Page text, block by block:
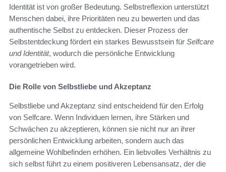
Identität ist von großer Bedeutung. Selbstreflexion unterstützt
Menschen dabei, ihre Prioritäten neu zu bewerten und das
authentische Selbst zu entdecken. Dieser Prozess der
Selbstentdeckung fördert ein starkes Bewusstsein für Selfcare
und Identität, wodurch die persönliche Entwicklung
vorangetrieben wird.
Die Rolle von Selbstliebe und Akzeptanz
Selbstliebe und Akzeptanz sind entscheidend für den Erfolg
von Selfcare. Wenn Individuen lernen, ihre Stärken und
Schwächen zu akzeptieren, können sie nicht nur an ihrer
persönlichen Entwicklung arbeiten, sondern auch das
allgemeine Wohlbefinden erhöhen. Ein liebvolles Verhältnis zu
sich selbst führt zu einem positiveren Lebensansatz, der die